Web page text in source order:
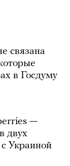
связана
в Госдуму
—
двух
Украиной